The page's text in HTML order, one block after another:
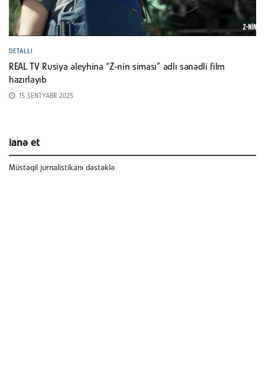
DETALLI
REAL TV Rusiya əleyhinə “Z-nin siması” adlı sənədli film
hazırlayıb
15 SENTYABR 2025
ianə et
Müstəqil jurnalistikanı dəstəklə